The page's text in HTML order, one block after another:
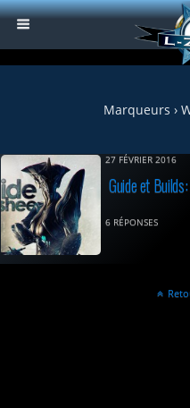
Marqueurs ›
27 FÉVRIER 2016
Guide et
6 RÉPONSES